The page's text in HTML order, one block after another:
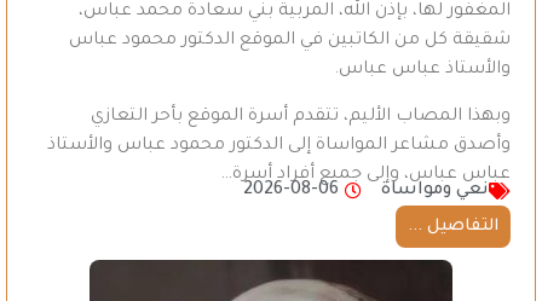
المغفور لها، بإذن الله، المربية بني سعادة محمد عباس،
شقيقة كل من الكاتبين في الموقع الدكتور محمود عباس
والأستاذ عباس عباس.
وبهذا المصاب الأليم، تتقدم أسرة الموقع بأحر التعازي
وأصدق مشاعر المواساة إلى الدكتور محمود عباس والأستاذ
عباس عباس، وإلى جميع أفراد أسرة…
نعي ومواساة
2026-08-06
التفاصيل ...